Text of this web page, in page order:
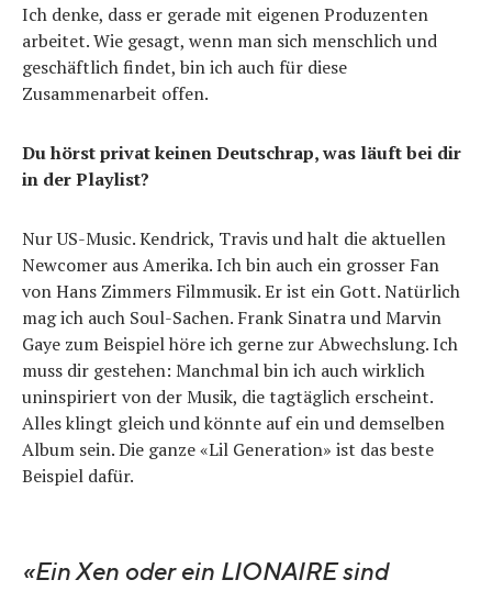
Ich denke, dass er gerade mit eigenen Produzenten
arbeitet. Wie gesagt, wenn man sich menschlich und
geschäftlich findet, bin ich auch für diese
Zusammenarbeit offen.
Du hörst privat keinen Deutschrap, was läuft bei dir
in der Playlist?
Nur US-Music. Kendrick, Travis und halt die aktuellen
Newcomer aus Amerika. Ich bin auch ein grosser Fan
von Hans Zimmers Filmmusik. Er ist ein Gott. Natürlich
mag ich auch Soul-Sachen. Frank Sinatra und Marvin
Gaye zum Beispiel höre ich gerne zur Abwechslung. Ich
muss dir gestehen: Manchmal bin ich auch wirklich
uninspiriert von der Musik, die tagtäglich erscheint.
Alles klingt gleich und könnte auf ein und demselben
Album sein. Die ganze «Lil Generation» ist das beste
Beispiel dafür.
«Ein Xen oder ein LIONAIRE sind